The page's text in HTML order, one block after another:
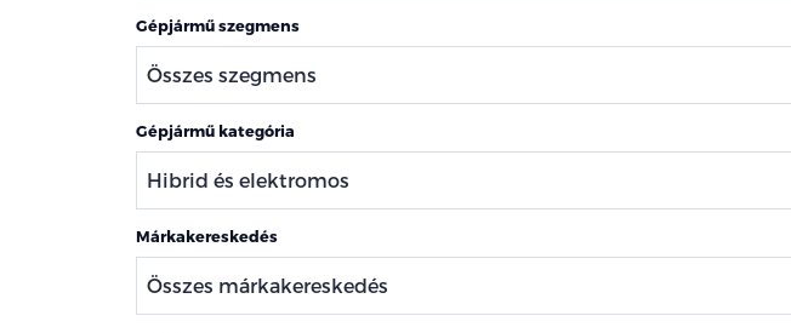
Gépjármű szegmens
Gépjármű kategória
Márkakereskedés